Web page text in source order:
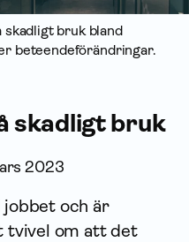
skadligt bruk bland
beteendeförändringar.
skadligt bruk
2023
och är
tvivel om att det